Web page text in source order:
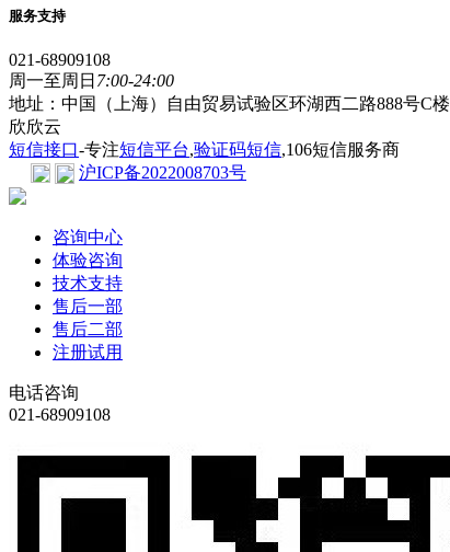
服务支持
021-68909108
周一至周日 7:00-24:00
地址：中国（上海）自由贸易试验区环湖西二路888号C楼
欣欣云
短信接口-专注短信平台,验证码短信,106短信服务商
沪ICP备2022008703号
咨询中心
体验咨询
技术支持
售后一部
售后二部
注册试用
电话咨询
021-68909108